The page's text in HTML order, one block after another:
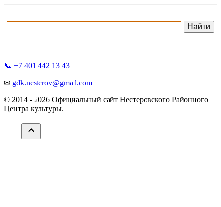
📞 +7 401 442 13 43
✉ gdk.nesterov@gmail.com
© 2014 - 2026 Официальный сайт Нестеровского Районного
Центра культуры.